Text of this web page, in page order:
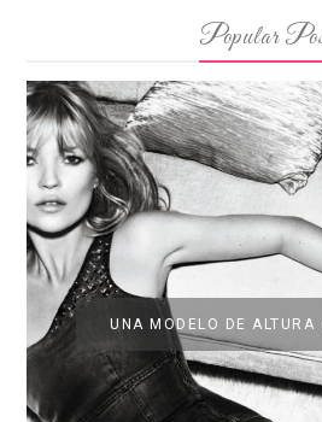
Popular
UNA MODELO DE ALTURA